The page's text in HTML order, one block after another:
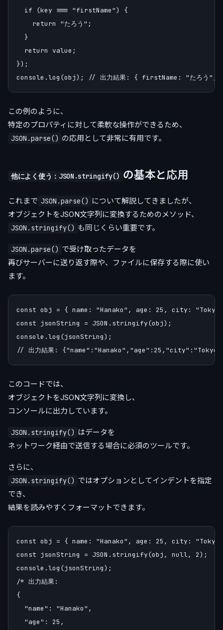
  if (key === "firstName") {
    return "たろう";
  }
  return value;
});
この例のように、
特定のプロパティに対して柔軟な操作ができるため、
JSON.parse() の応用として非常に有用です。
他によく使う：JSON.stringify() の基本と応用
これまで JSON.parse() について解説してきましたが、
オブジェクトをJSON文字列に変換するためのメソッド、
JSON.stringify() も同じくらい重要です。
JSON.parse() で受け取ったデータを
再びサーバーに送り返す際や、ファイルに保存する際に使い
ます。
const obj = { name: "Hanako", age: 25, city:
const jsonString = JSON.stringify(obj);
console.log(jsonString);
このコードでは、
オブジェクトをJSON文字列に変換し、
コンソールに出力しています。
JSON.stringify() はデータを
ネットワーク経由で送信する場合に必須のツールです。
さらに、
JSON.stringify() ではオプションとしてインデントを指定
でき、
結果を読みやすくフォーマットできます。
const obj = { name: "Hanako", age: 25, city:
const jsonString = JSON.stringify(obj, null, 2);
console.log(jsonString);
/* 出力結果:
{
  "name": "Hanako",
  "age": 25,